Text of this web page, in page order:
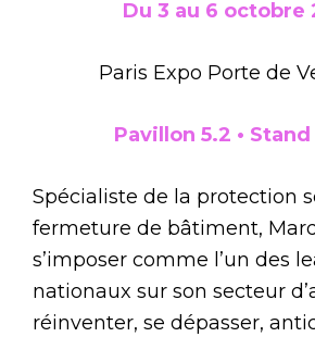
Du 3 au 6 octobre
Paris Expo Porte de
Pavillon 5.2 • Stand
Spécialiste de la protection
fermeture de bâtiment,
s’imposer comme l’un des
nationaux sur son secteur
réinventer, se dépasser,